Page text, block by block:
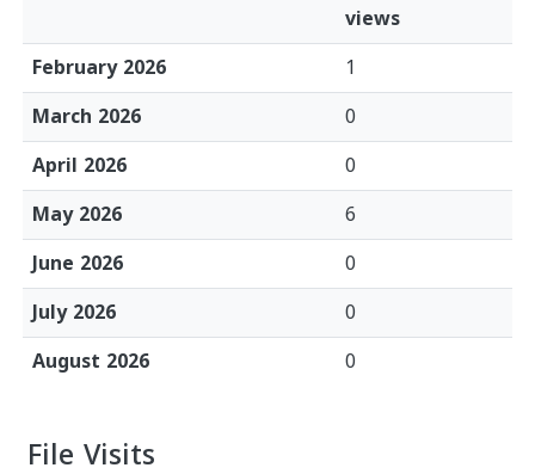
views
February 2026
1
March 2026
0
April 2026
0
May 2026
6
June 2026
0
July 2026
0
August 2026
0
File Visits